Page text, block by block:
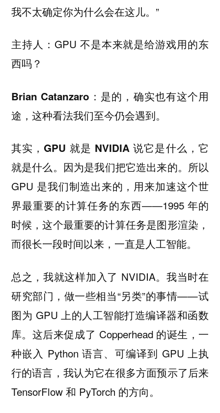
我不太确定你为什么会在这儿。”
主持人： GPU 不是本来就是给游戏用的东
西吗？
Brian Catanzaro： 是的，确实也有这个用
途，这种看法我们至今仍会遇到。
其实，GPU 就是 NVIDIA 说它是什么，它
就是什么。 因为是我们把它造出来的。所以
GPU 是我们制造出来的，用来加速这个世
界最重要的计算任务的东西——1995 年的
时候，这个最重要的计算任务是图形渲染，
而很长一段时间以来，一直是人工智能。
总之，我就这样加入了 NVIDIA。我当时在
研究部门，做一些相当“另类”的事情——试
图为 GPU 上的人工智能打造编译器和函数
库。这后来促成了 Copperhead 的诞生，一
种嵌入 Python 语言、可编译到 GPU 上执
行的语言，我认为它在很多方面预示了后来
TensorFlow 和 PyTorch 的方向。